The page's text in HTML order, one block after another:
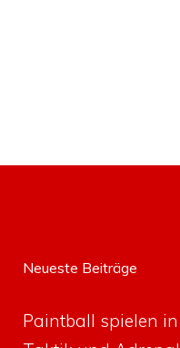
Neueste Beiträge
Paintball spielen